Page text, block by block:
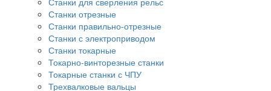
Станки отрезные
Станки правильно-отрезные
Станки с электроприводом
Станки токарные
Токарно-винторезные станки
Токарные станки с ЧПУ
Трехвалковые вальцы